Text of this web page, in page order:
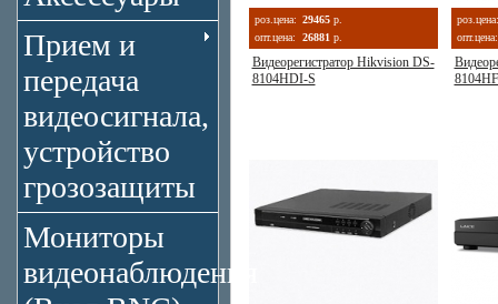
Прием и
передача
видеосигнала,
устройство
грозозащиты
Мониторы
видеонаблюдения
роз.цена: 29465 р.
опт.цена:
26881 р.
Видеорегистратор Hikvision DS-
8104HDI-S
роз.цена:
опт.цена: